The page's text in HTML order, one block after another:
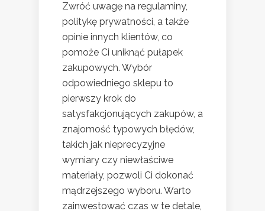
Zwróć uwagę na regulaminy,
politykę prywatności, a także
opinie innych klientów, co
pomoże Ci uniknąć pułapek
zakupowych. Wybór
odpowiedniego sklepu to
pierwszy krok do
satysfakcjonujących zakupów, a
znajomość typowych błędów,
takich jak nieprecyzyjne
wymiary czy niewłaściwe
materiały, pozwoli Ci dokonać
mądrzejszego wyboru. Warto
zainwestować czas w te detale,